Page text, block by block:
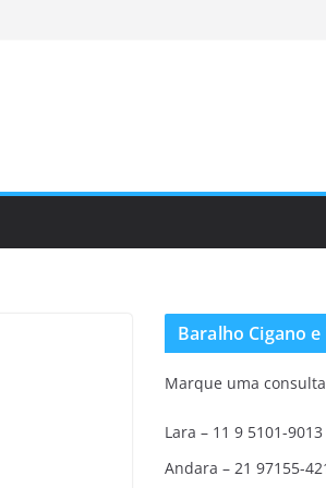
Baralho Cigano
Marque uma
Lara – 11 9 5101-9013
Andara – 21 97155-